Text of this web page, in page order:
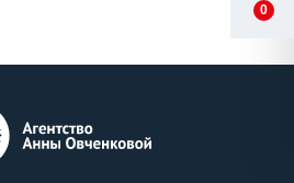
0